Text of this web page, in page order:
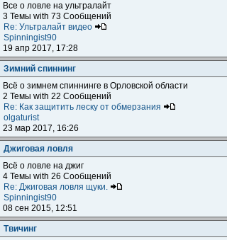
Все о ловле на ультралайт
3 Темы with 73 Сообщений
Re: Ультралайт видео
Spinningist90
19 апр 2017, 17:28
Зимний спиннинг
Всё о зимнем спиннинге в Орловской области
2 Темы with 22 Сообщений
Re: Как защитить леску от обмерзания
olgaturist
23 мар 2017, 16:26
Джиговая ловля
Всё о ловле на джиг
4 Темы with 26 Сообщений
Re: Джиговая ловля щуки.
Spinningist90
08 сен 2015, 12:51
Твичинг